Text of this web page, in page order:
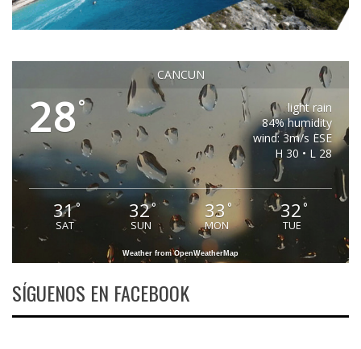
CANCUN
28°
light rain
84% humidity
wind: 3m/s ESE
H 30 • L 28
31°
SAT
32°
SUN
33 °
MON
32°
TUE
Weather from OpenWeatherMap
SÍGUENOS EN FACEBOOK